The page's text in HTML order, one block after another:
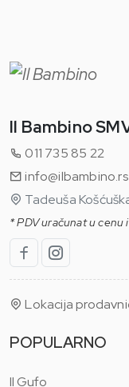
Il Bambino
011 735 85 22
info@ilbambino.rs
Tadeuša
* PDV uračunat u cenu
Lokacija
POPULARNO
Il Gufo